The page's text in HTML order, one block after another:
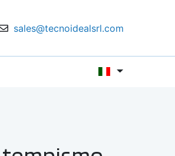
sales@tecnoidealsrl.com